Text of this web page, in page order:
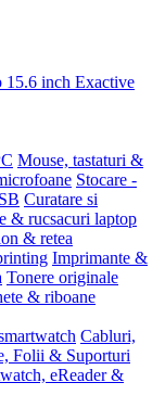
15.6 inch Exactive
Mouse, tastaturi &
Stocare -
Curatare si
& rucsacuri laptop
& retea
Imprimante &
Tonere originale
& riboane
Cabluri,
Folii & Suporturi
eReader &